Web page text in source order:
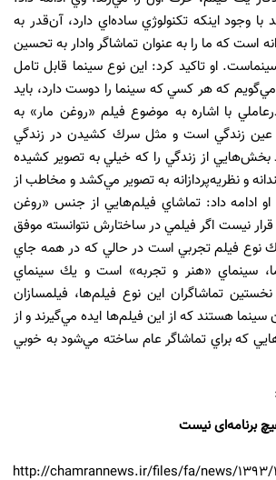
وجود اينكه تكنولوژي ساده‌اي دارد، ‌آن‌قدر به
است كه ما را به عنوان تماشاگر وادار به تحسين
او تاكيد كرد: اين نوع سينما قابل تامل
كه هر كسي كه سينما را دوست دارد، بايد
با اشاره به موضوع فيلم «روغن مار» به
عين زندگي است و مثل سرك كشيدن در زندگي
بخش‌هايي از زندگي را كه خيلي به تصوير كشيده
و نظريه‌پردازانه به تصوير مي‌كشد و‌ مخاطب از
ادامه داد: تماشاي فيلم‌هايي از جنس «روغن
نيست اگر فيلمي در ساختارش نتوانسته موفق
نوع فيلم تجربي است در حالي كه در همه جاي
سينماي «هنر و تجربه» است و يك سينماي
تماشاگران اين نوع فيلم‌ها، فيلمسازان
سينما هستند كه از اين فيلم‌ها ايده مي‌گيرند و از
كه براي تماشاگر عام ساخته مي‌شود به خوبي
برنامه‌ای نیست